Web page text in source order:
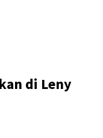
di Leny